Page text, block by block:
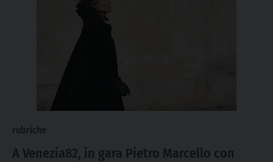
A Venezia82, in gara Pietro Marcello con